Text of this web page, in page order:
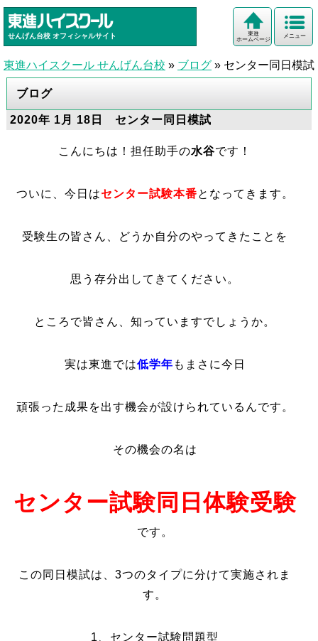
せんげん台校 オフィシャルサイト メニュー
東進
ホームページ
東進ハイスクール せんげん台校 » ブログ » センター同日模試
ブログ
2020年 1月 18日 センター同日模試
こんにちは！担任助手の水谷です！
ついに、今日はセンター試験本番となってきます。
受験生の皆さん、どうか自分のやってきたことを
思う存分出してきてください。
ところで皆さん、知っていますでしょうか。
実は東進では低学年 もまさに今日
頑張った成果を出す機会が設けられているんです。
その機会の名は
センター試験同日体験受験
です。
この同日模試は、3つのタイプに分けて実施されま
す。
1、センター試験問題型